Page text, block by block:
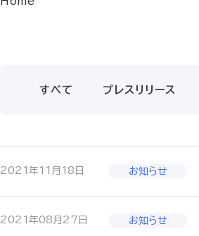
すべて プレスリリース
2021年11月18日
2021年08月27日